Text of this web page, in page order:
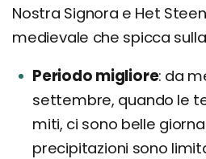
Nostra Signora e Het
medievale che spicca
Periodo migliore da
settembre, quando le
miti, ci sono belle
precipitazioni sono